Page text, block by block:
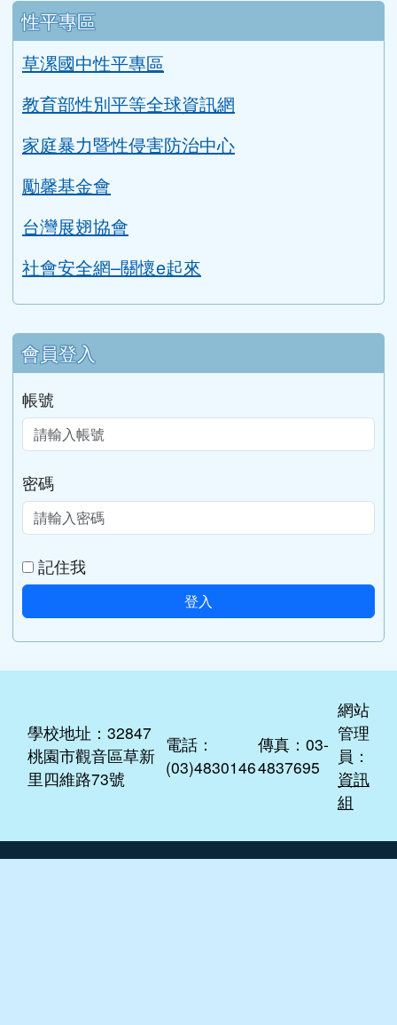
性平專區
草漯國中性平專區
教育部性別平等全球資訊網
家庭暴力暨性侵害防治中心
勵馨基金會
台灣展翅協會
社會安全網–關懷e起來
會員登入
帳號
密碼
記住我
登入
學校地址：32847
桃園市觀音區草新
里四維路73號
電話：
(03)4830146
傳真：03-
4837695
網站
管理
員：
資訊
組